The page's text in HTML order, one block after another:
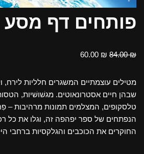
פותחים דף
84.00₪
60.00 ₪
מטילים עוצמתיים המשגרים חלליות לירח,
שבהן חיים אסטרונאוטים. מגשׁושׁיות,
טלסקופים, המצלמים תמונות מרהיבות –
הנפתחים של ספר יפהפה זה, וגלו את כל
החוקרים את הכוכבים והגלקסיות ברחבי